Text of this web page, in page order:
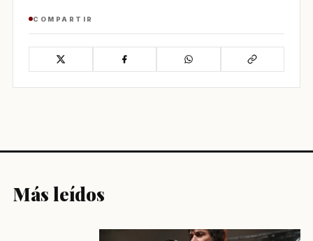
COMPARTIR
Más leídos